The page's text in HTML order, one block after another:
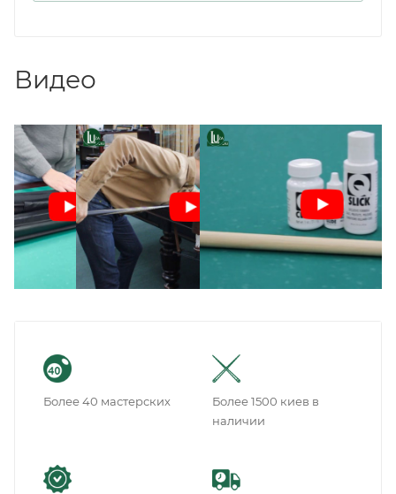
Видео
Более 40 мастерских
Более 1500 киев в
наличии